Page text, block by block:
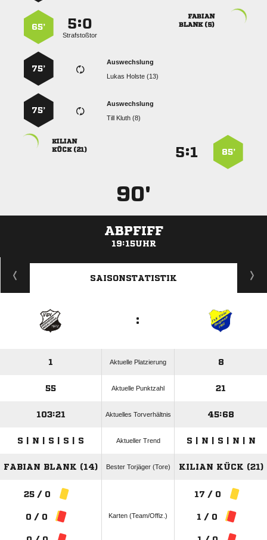

 
:
Strafstoßtor
65’
Auswechslung
  
75’
Auswechslung
  
75’
85’
:

 
90'
ABPFIFF
19:15UHR
ANZEIGE
SAISONSTATISTIK
:
1 Aktuelle Platzierung 8
55 Aktuelle Punktzahl 21
103:21 Aktuelles Torverhältnis 45:68
S | N | S | S | S Aktueller Trend S | N | S | N | N
FABIAN BLANK (14) Bester Torjäger (Tore) KILIAN KÜCK (21)
25 / 0
0 / 0 Karten (Team/Offiz.)
17 / 0
1 / 0